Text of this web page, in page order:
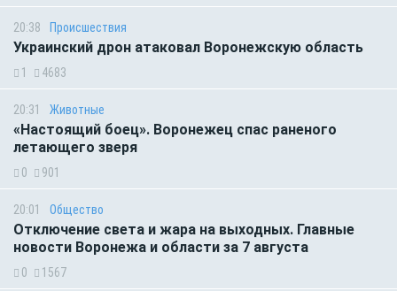
20:38 Происшествия
Украинский дрон атаковал Воронежскую область
1 4683
20:31 Животные
«Настоящий боец». Воронежец спас раненого
летающего зверя
0 901
20:01 Общество
Отключение света и жара на выходных. Главные
новости Воронежа и области за 7 августа
0 1567